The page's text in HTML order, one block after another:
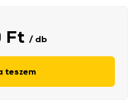
Ft / db
teszem